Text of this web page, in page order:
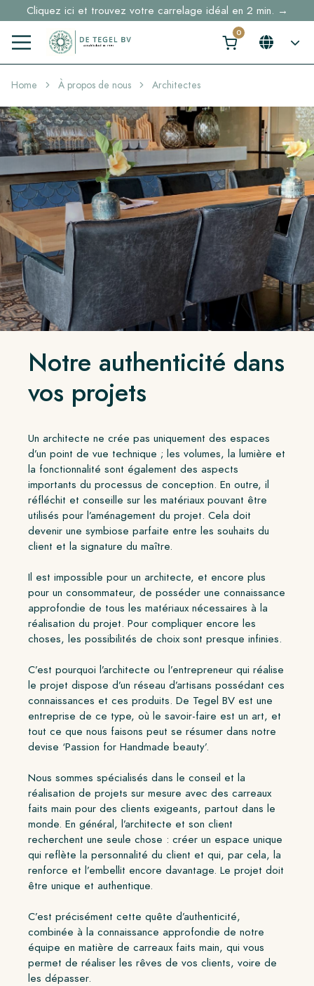
Cliquez ici et trouvez votre carrelage idéal en 2 min. →
Home À propos de nous Architectes
Notre authenticité dans
vos projets
Un architecte ne crée pas uniquement des espaces
d’un point de vue technique ; les volumes, la lumière et
la fonctionnalité sont également des aspects
importants du processus de conception. En outre, il
réfléchit et conseille sur les matériaux pouvant être
utilisés pour l’aménagement du projet. Cela doit
devenir une symbiose parfaite entre les souhaits du
client et la signature du maître.
Il est impossible pour un architecte, et encore plus
pour un consommateur, de posséder une connaissance
approfondie de tous les matériaux nécessaires à la
réalisation du projet. Pour compliquer encore les
choses, les possibilités de choix sont presque infinies.
C’est pourquoi l’architecte ou l’entrepreneur qui réalise
le projet dispose d’un réseau d’artisans possédant ces
connaissances et ces produits. De Tegel BV est une
entreprise de ce type, où le savoir-faire est un art, et
tout ce que nous faisons peut se résumer dans notre
devise ‘Passion for Handmade beauty’.
Nous sommes spécialisés dans le conseil et la
réalisation de projets sur mesure avec des carreaux
faits main pour des clients exigeants, partout dans le
monde. En général, l’architecte et son client
recherchent une seule chose : créer un espace unique
qui reflète la personnalité du client et qui, par cela, la
renforce et l’embellit encore davantage. Le projet doit
être unique et authentique.
C’est précisément cette quête d’authenticité,
combinée à la connaissance approfondie de notre
équipe en matière de carreaux faits main, qui vous
permet de réaliser les rêves de vos clients, voire de
les dépasser.